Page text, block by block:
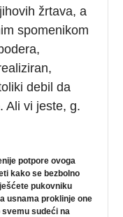
žrtava, a
spomenikom
debil da
Ali vi jeste, g.
potpore ovoga
kako se bezbolno
pukovniku
usnama proklinje one
svemu sudeći na